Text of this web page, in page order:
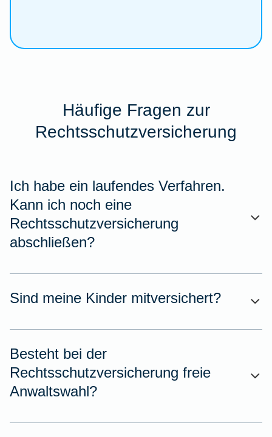
Häufige Fragen zur
Rechtsschutzversicherung
Ich habe ein laufendes Verfahren.
Kann ich noch eine
Rechtsschutzversicherung
abschließen?
Sind meine Kinder mitversichert?
Besteht bei der
Rechtsschutzversicherung freie
Anwaltswahl?